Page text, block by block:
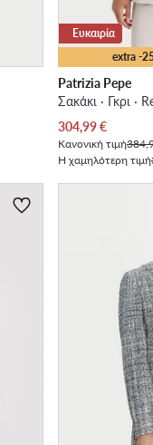
extra -
Ευκαιρία
Patrizia Pepe
Σακάκι · Γκρι ·
Τρέχουσα τιμή
304,99€
Κανονική τιμή
Η χαμηλότερη τιμή